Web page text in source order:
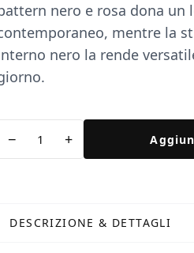
nero e rosa dona un
mentre la
nero la rende
− +
DESCRIZIONE & DETTAGLI